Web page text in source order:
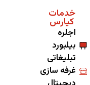
خدمات
کیارس
اجلره
بیلبورد
تبلیغاتی
غرفه سازی